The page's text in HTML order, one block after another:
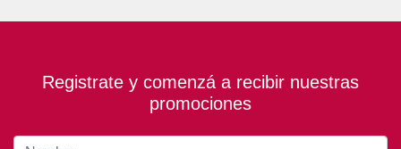
Registrate y comenzá a recibir nuestras
promociones